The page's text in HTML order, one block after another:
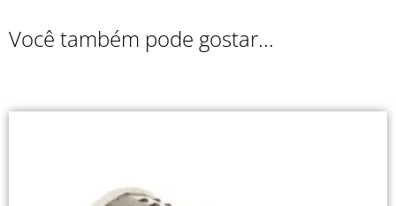
Você também pode gostar...